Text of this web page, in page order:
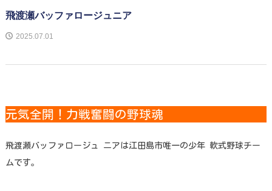
飛渡瀬バッファロージュニア
2025.07.01
元気全開！力戦奮闘の野球魂
飛渡瀬バッファロージュ ニアは江田島市唯一の少年 軟式野球チー
ムです。